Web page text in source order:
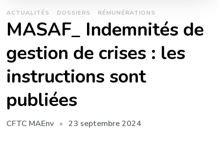
ACTUALITÉS DOSSIERS RÉMUNÉRATIONS
MASAF_ Indemnités de
gestion de crises : les
instructions sont
publiées
CFTC MAEnv 23 septembre 2024